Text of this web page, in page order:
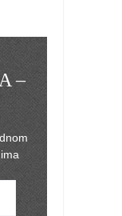
–